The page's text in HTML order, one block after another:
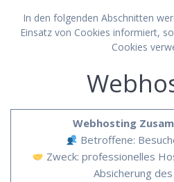
In den folgenden Abschnitten
Einsatz von Cookies informiert,
Cookies
Webhosting
Betroffene:
Zweck: professionelles
Absicherung